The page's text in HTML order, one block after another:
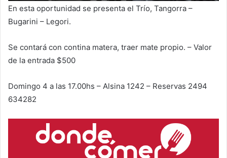
En esta oportunidad se presenta el Trío, Tangorra –
Bugarini – Legori.
Se contará con contina matera, traer mate propio. – Valor
de la entrada $500
Domingo 4 a las 17.00hs – Alsina 1242 – Reservas 2494
634282